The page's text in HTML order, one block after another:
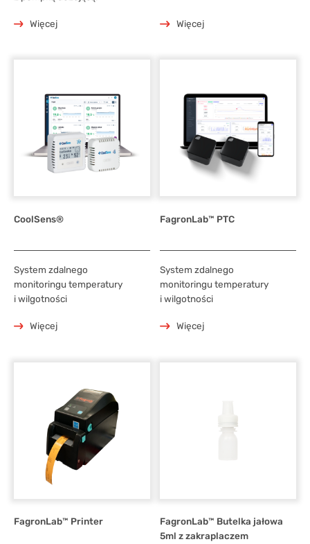
Więcej Więcej
CoolSens®
System zdalnego
monitoringu temperatury
i wilgotności
Więcej
FagronLab™ PTC
System zdalnego
monitoringu temperatury
i wilgotności
Więcej
FagronLab™ Printer
FagronLab™ Butelka jałowa
5ml z zakraplaczem